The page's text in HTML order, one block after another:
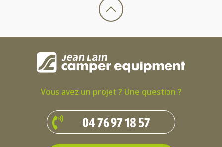
Vous avez un projet ? Une question ?
04 76 97 18 57